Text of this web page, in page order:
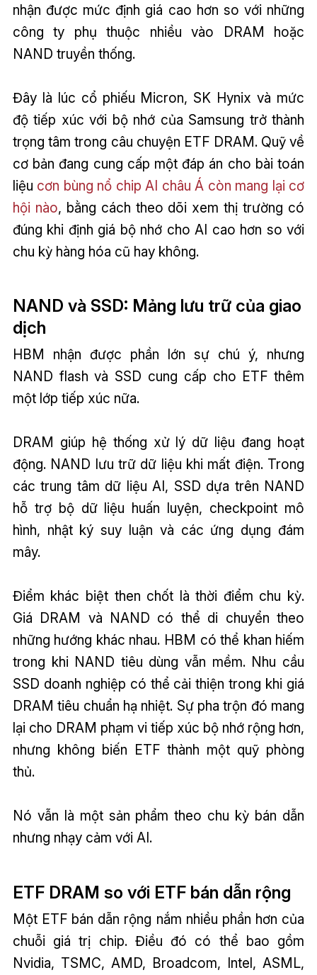
nhận được mức định giá cao hơn so với những
công ty phụ thuộc nhiều vào DRAM hoặc
NAND truyền thống.
Đây là lúc cổ phiếu Micron, SK Hynix và mức
độ tiếp xúc với bộ nhớ của Samsung trở thành
trọng tâm trong câu chuyện ETF DRAM. Quỹ về
cơ bản đang cung cấp một đáp án cho bài toán
liệu cơn bùng nổ chip AI châu Á còn mang lại cơ
hội nào, bằng cách theo dõi xem thị trường có
đúng khi định giá bộ nhớ cho AI cao hơn so với
chu kỳ hàng hóa cũ hay không.
NAND và SSD: Mảng lưu trữ của giao
dịch
HBM nhận được phần lớn sự chú ý, nhưng
NAND flash và SSD cung cấp cho ETF thêm
một lớp tiếp xúc nữa.
DRAM giúp hệ thống xử lý dữ liệu đang hoạt
động. NAND lưu trữ dữ liệu khi mất điện. Trong
các trung tâm dữ liệu AI, SSD dựa trên NAND
hỗ trợ bộ dữ liệu huấn luyện, checkpoint mô
hình, nhật ký suy luận và các ứng dụng đám
mây.
Điểm khác biệt then chốt là thời điểm chu kỳ.
Giá DRAM và NAND có thể di chuyển theo
những hướng khác nhau. HBM có thể khan hiếm
trong khi NAND tiêu dùng vẫn mềm. Nhu cầu
SSD doanh nghiệp có thể cải thiện trong khi giá
DRAM tiêu chuẩn hạ nhiệt. Sự pha trộn đó mang
lại cho DRAM phạm vi tiếp xúc bộ nhớ rộng hơn,
nhưng không biến ETF thành một quỹ phòng
thủ.
Nó vẫn là một sản phẩm theo chu kỳ bán dẫn
nhưng nhạy cảm với AI.
ETF DRAM so với ETF bán dẫn rộng
Một ETF bán dẫn rộng nắm nhiều phần hơn của
chuỗi giá trị chip. Điều đó có thể bao gồm
Nvidia, TSMC, AMD, Broadcom, Intel, ASML,